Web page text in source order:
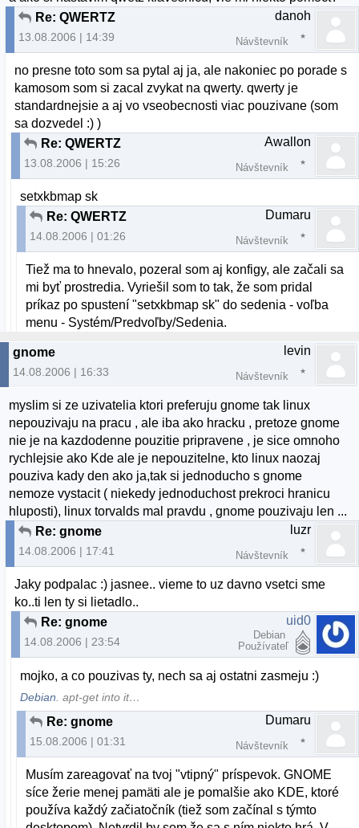
Re: QWERTZ
13.08.2006 | 14:39
danoh
Návštevník
no presne toto som sa pytal aj ja, ale nakoniec po porade s
kamosom som si zacal zvykat na qwerty. qwerty je
standardnejsie a aj vo vseobecnosti viac pouzivane (som
sa dozvedel :) )
Re: QWERTZ
13.08.2006 | 15:26
Awallon
Návštevník
setxkbmap sk
Re: QWERTZ
14.08.2006 | 01:26
Dumaru
Návštevník
Tiež ma to hnevalo, pozeral som aj konfigy, ale začali sa
mi byť prostredia. Vyriešil som to tak, že som pridal
príkaz po spustení "setxkbmap sk" do sedenia - voľba
menu - Systém/Predvoľby/Sedenia.
gnome
14.08.2006 | 16:33
levin
Návštevník
myslim si ze uzivatelia ktori preferuju gnome tak linux
nepouzivaju na pracu , ale iba ako hracku , pretoze gnome
nie je na kazdodenne pouzitie pripravene , je sice omnoho
rychlejsie ako Kde ale je nepouzitelne, kto linux naozaj
pouziva kady den ako ja,tak si jednoducho s gnome
nemoze vystacit ( niekedy jednoduchost prekroci hranicu
hluposti), linux torvalds mal pravdu , gnome pouzivaju len ...
Re: gnome
14.08.2006 | 17:41
luzr
Návštevník
Jaky podpalac :) jasnee.. vieme to uz davno vsetci sme
ko..ti len ty si lietadlo..
Re: gnome
14.08.2006 | 23:54
uid0
Debian
Používateľ
mojko, a co pouzivas ty, nech sa aj ostatni zasmeju :)
Debian. apt-get into it…
Re: gnome
15.08.2006 | 01:31
Dumaru
Návštevník
Musím zareagovať na tvoj "vtipný" príspevok. GNOME
síce žerie menej pamäti ale je pomalšie ako KDE, ktoré
používa každý začiatočník (tiež som začínal s týmto